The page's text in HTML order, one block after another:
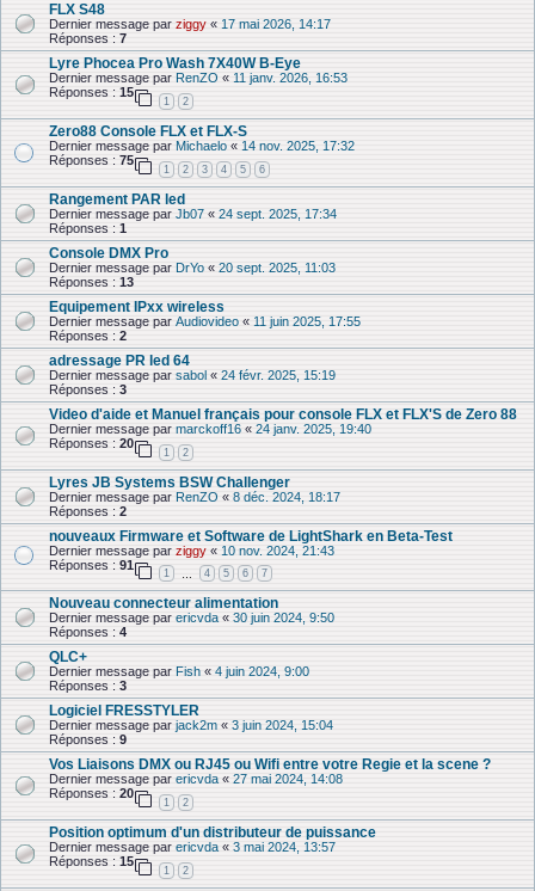
FLX S48
Dernier message par ziggy « 17 mai 2026, 14:17
Réponses : 7
Lyre Phocea Pro Wash 7X40W B-Eye
Dernier message par RenZO « 11 janv. 2026, 16:53
Réponses : 15
1 2
Zero88 Console FLX et FLX-S
Dernier message par Michaelo « 14 nov. 2025, 17:32
Réponses : 75
1 2 3 4 5 6
Rangement PAR led
Dernier message par Jb07 « 24 sept. 2025, 17:34
Réponses : 1
Console DMX Pro
Dernier message par DrYo « 20 sept. 2025, 11:03
Réponses : 13
Equipement IPxx wireless
Dernier message par Audiovideo « 11 juin 2025, 17:55
Réponses : 2
adressage PR led 64
Dernier message par sabol « 24 févr. 2025, 15:19
Réponses : 3
Video d'aide et Manuel français pour console FLX et FLX'S de Zero 88
Dernier message par marckoff16 « 24 janv. 2025, 19:40
Réponses : 20
1 2
Lyres JB Systems BSW Challenger
Dernier message par RenZO « 8 déc. 2024, 18:17
Réponses : 2
nouveaux Firmware et Software de LightShark en Beta-Test
Dernier message par ziggy « 10 nov. 2024, 21:43
Réponses : 91
1 4 5 6 7
Nouveau connecteur alimentation
Dernier message par ericvda« 30 juin 2024, 9:50
Réponses : 4
QLC+
Dernier message par Fish « 4 juin 2024, 9:00
Réponses : 3
Logiciel FRESSTYLER
Dernier message par jack2m « 3 juin 2024, 15:04
Réponses : 9
Vos Liaisons DMX ou RJ45 ou Wifi entre votre Regie et la scene ?
Dernier message par ericvda« 27 mai 2024, 14:08
Réponses : 20
1 2
Position optimum d'un distributeur de puissance
Dernier message par ericvda « 3 mai 2024, 13:57
Réponses : 15
1 2